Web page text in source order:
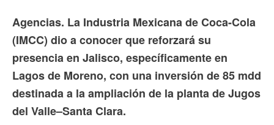
Agencias. La Industria Mexicana de Coca-Cola
(IMCC) dio a conocer que reforzará su
presencia en Jalisco, específicamente en
Lagos de Moreno, con una inversión de 85 mdd
destinada a la ampliación de la planta de Jugos
del Valle–Santa Clara.